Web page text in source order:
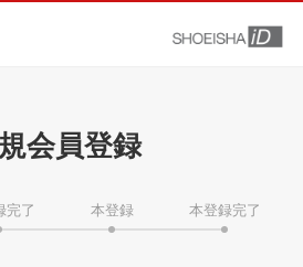
会員登録
完了 本登録 本登録完了